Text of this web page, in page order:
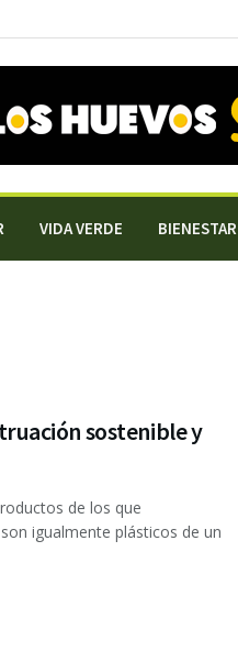
VIDA VERDE BIENESTAR
sostenible y
de los que
igualmente plásticos de un